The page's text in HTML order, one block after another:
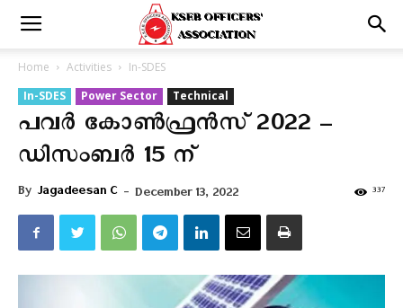
Home Activities
In-SDES
In-SDES
Power Sector Technical
പവർ കോൺഫ്രൻസ് 2022 –
ഡിസംബർ 15 ന്
By Jagadeesan C - December 13, 2022 337